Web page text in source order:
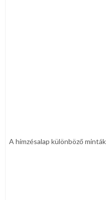
A hímzésalap különböző